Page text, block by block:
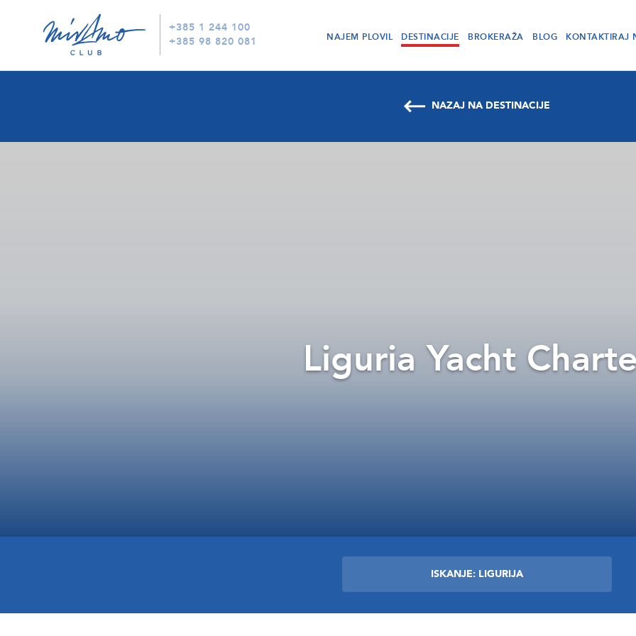
+385 1 244 100
+385 98 820 081
NAJEM PLOVIL DESTINACIJE BROKERAŽA BLOG KONTAKTIRAJ
NAZAJ NA DESTINACIJE
Liguria Yacht
ISKANJE: LIGURIJA